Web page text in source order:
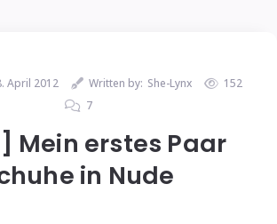
April 2012 Written by: She-Lynx
152
7
Mein erstes Paar
in Nude